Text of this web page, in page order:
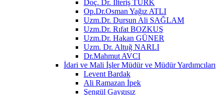
Doç. Dr. İlteriş TÜRK
Op.Dr.Osman Yağız ATLI
Uzm.Dr. Dursun Ali SAĞLAM
Uzm.Dr. Rıfat BOZKUŞ
Uzm.Dr. Hakan GÜNER
Uzm. Dr. Altuğ NARLI
Dr.Mahmut AVCI
İdari ve Mali İşler Müdür ve Müdür Yardımcıları
Levent Bardak
Ali Ramazan İpek
Şengül Gaygısız